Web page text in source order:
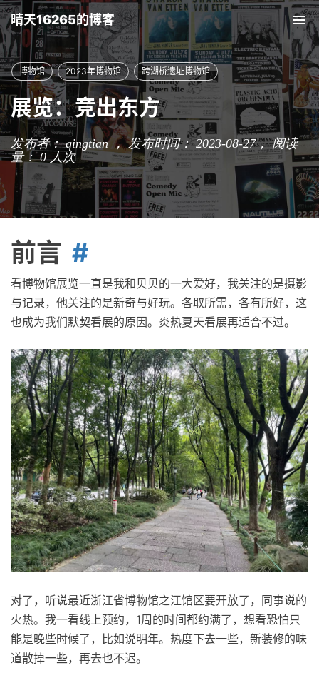
晴天16265的博客
博物馆 2023年博物馆 跨湖桥遗址博物馆
展览：竞出东方
发布者： qingtian ， 发布时间： 2023-08-27，阅读
量： 0人次
前言
看博物馆展览一直是我和贝贝的一大爱好，我关注的是摄影
与记录，他关注的是新奇与好玩。各取所需，各有所好，这
也成为我们默契看展的原因。炎热夏天看展再适合不过。
对了，听说最近浙江省博物馆之江馆区要开放了，同事说的
火热。我一看线上预约，1周的时间都约满了，想看恐怕只
能是晚些时候了，比如说明年。热度下去一些，新装修的味
道散掉一些，再去也不迟。